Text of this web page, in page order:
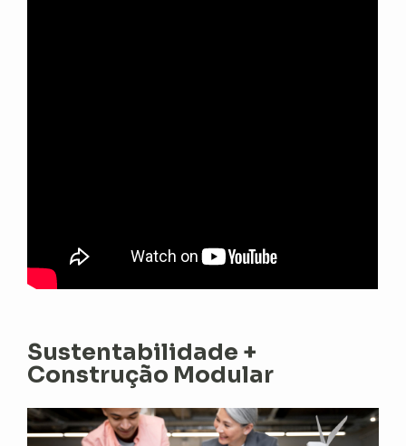
Sustentabilidade +
Construção Modular